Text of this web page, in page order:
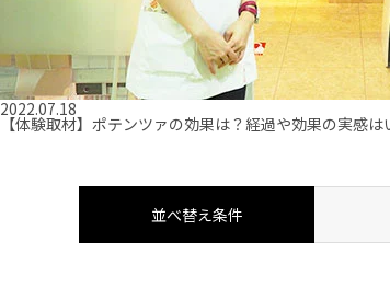
2022.07.18
【体験取材】ポテンツァの効果は？経過や効果の実感は
並べ替え条件